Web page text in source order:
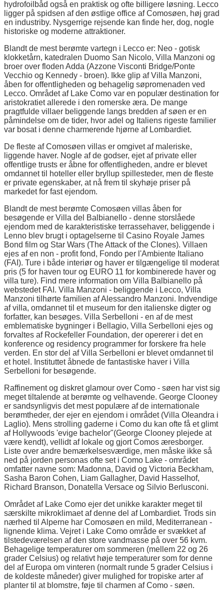
hydrofoilbåd også en praktisk og ofte billigere løsning. Lecco
ligger på spidsen af den østlige office af Comosøen, høj grad
en industriby. Nysgerrige rejsende kan finde her, dog, nogle
historiske og moderne attraktioner.
Blandt de mest berømte vartegn i Lecco er: Neo - gotisk
klokketårn, katedralen Duomo San Nicolo, Villa Manzoni og
broer over floden Adda (Azzone Visconti Bridge/Ponte
Vecchio og Kennedy - broen). Ikke glip af Villa Manzoni,
åben for offentligheden og behagelig søpromenaden ved
Lecco. Området af Lake Como var en populær destination for
aristokratiet allerede i den romerske æra. De mange
pragtfulde villaer beliggende langs bredden af søen er en
påmindelse om de tider, hvor adel og Italiens rigeste familier
var bosat i denne charmerende hjørne af Lombardiet.
De fleste af Comosøen villas er omgivet af maleriske,
liggende haver. Nogle af de godser, ejet af private eller
offentlige trusts er åbne for offentligheden, andre er blevet
omdannet til hoteller eller bryllup spillesteder, men de fleste
er private egenskaber, at nå frem til skyhøje priser på
markedet for fast ejendom.
Blandt de mest berømte Comosøen villas åben for
besøgende er Villa del Balbianello - denne storslåede
ejendom med de karakteristiske terrassehaver, beliggende i
Lenno blev brugt i optagelserne til Casino Royale James
Bond film og Star Wars (The Attack of the Clones). Villaen
ejes af en non - profit fond, Fondo per l'Ambiente Italiano
(FAI). Ture i både interiør og haver er tilgængelige til moderat
pris (5 for haven tour og EURO 11 for kombinerede haver og
villa ture). Find mere information om Villa Balbianello på
webstedet FAI. Villa Manzoni - beliggende i Lecco, Villa
Manzoni tilhørte familien af Alessandro Manzoni. Indvendige
af villa, omdannet til et museum for den italienske digter og
forfatter, kan besøges. Villa Serbelloni - en af de mest
emblematiske bygninger i Bellagio, Villa Serbelloni ejes og
forvaltes af Rockefeller Foundation, der opererer i det en
konference og residency programmer for forskere fra hele
verden. En stor del af Villa Serbelloni er blevet omdannet til
et hotel. Instituttet åbnede de fantastiske haver i Villa
Serbelloni for besøgende.
Raffinement og diskret glamour over Como - søen har vist sig
meget tiltalende at berømte og velhavende. George Clooney
er sandsynligvis det mest populære af de internationale
berømtheder, der ejer en ejendom i området (Villa Oleandra i
Laglio). Mens strolling gaderne i Como du kan ofte få et glimt
af Hollywoods 'evige bachelor"(George Clooney plejede at
være kendt), vellidt af lokale og gjort Comos æresborger.
Liste over andre bemærkelsesværdige, men måske ikke så
ned på jorden personas ofte set i Como Lake - området
omfatter navne som: Madonna, David og Victoria Beckham,
Sasha Baron Cohen, Liam Gallagher, David Hasselhof,
Richard Branson, Donatella Versace og Silvio Berlusconi.
Området af Lake Como ejer det unikke karakter meget til
særskilte mikroklimaet af denne del af Lombardiet. Trods sin
nærhed til Alperne har Comosøen en mild, Mediterranean -
lignende klima. Vejret i Lake Como område er svækket af
tilstedeværelsen af den store vandmasse på over 56 kvm.
Behagelige temperaturer om sommeren (mellem 22 og 26
grader Celsius) og relativt høje temperaturer som for denne
del af Europa om vinteren (normalt runde 5 grader Celsius i
de koldeste måneder) giver mulighed for tropiske arter af
planter til at blomstre, føje til charmen af Como - søen.